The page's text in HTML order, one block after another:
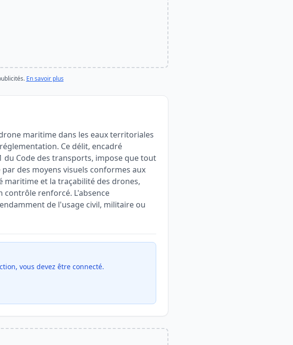
En savoir plus
maritime dans les eaux territoriales
Ce délit, encadré
du Code des transports, impose que tout
des moyens visuels conformes aux
maritime et la traçabilité des drones,
contrôle renforcé. L'absence
de l'usage civil, militaire ou
vous devez être connecté.